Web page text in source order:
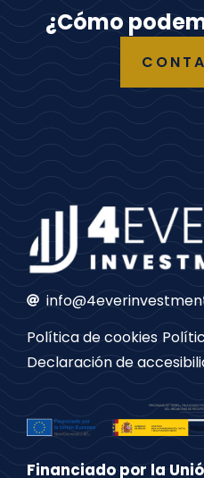
¿Cómo
Política de cookies
Declaración de
Financiado por la